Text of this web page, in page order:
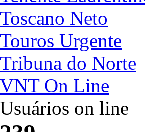
Toscano Neto
Touros Urgente
Tribuna do Norte
VNT On Line
Usuários on line